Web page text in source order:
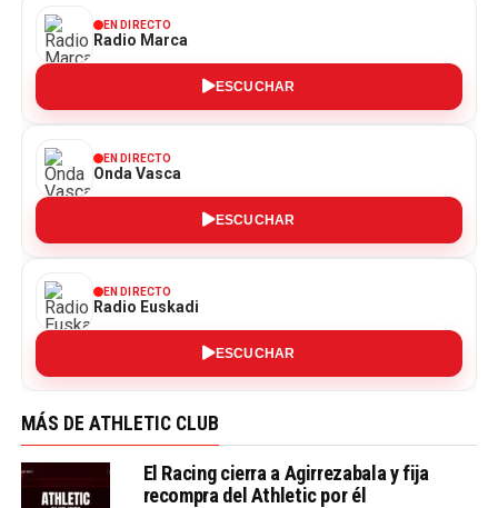
EN DIRECTO
Radio Marca
ESCUCHAR
EN DIRECTO
Onda Vasca
ESCUCHAR
EN DIRECTO
Radio Euskadi
ESCUCHAR
MÁS DE ATHLETIC CLUB
El Racing cierra a Agirrezabala y fija
recompra del Athletic por él